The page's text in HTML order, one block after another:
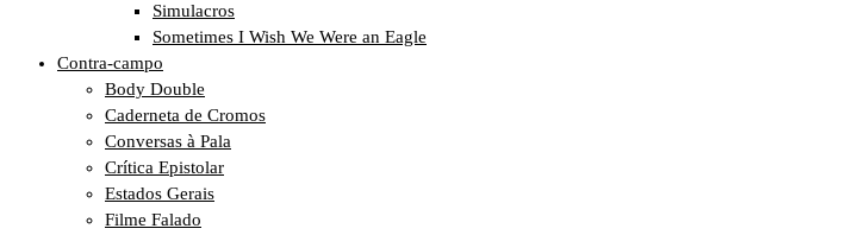
Simulacros
Sometimes I Wish We Were an Eagle
Contra-campo
Body Double
Caderneta de Cromos
Conversas à Pala
Crítica Epistolar
Estados Gerais
Filme Falado